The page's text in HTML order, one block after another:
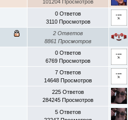
101204 Просмотров
0 Ответов
3110 Просмотров
2 Ответов
8861 Просмотров
0 Ответов
6769 Просмотров
7 Ответов
14648 Просмотров
225 Ответов
284245 Просмотров
5 Ответов